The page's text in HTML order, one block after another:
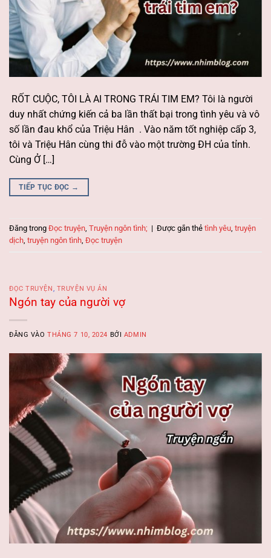
RỐT CUỘC, TÔI LÀ AI TRONG TRÁI TIM EM? Tôi là người
duy nhất chứng kiến cả ba lần thất bại trong tình yêu và vô
số lần đau khổ của Triệu Hân . Vào năm tốt nghiệp cấp 3,
tôi và Triệu Hân cùng thi đỗ vào một trường ĐH của tỉnh.
Cùng Ở […]
TIẾP TỤC ĐỌC →
Đăng trong Đọc truyện Truyện ngôn tình; | Được gắn thẻ tình yêu truyện
dịch truyện ngôn tình Đọc truyện
ĐỌC TRUYỆN TRUYỆN VỤ ÁN
Ngón tay của người vợ
ĐĂNG VÀOTHÁNG 7 10, 2024 BỞI ADMIN